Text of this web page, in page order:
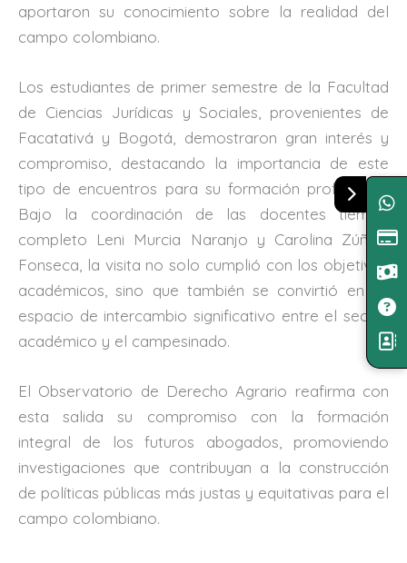
aportaron su conocimiento sobre la realidad del
campo colombiano.
Los estudiantes de primer semestre de la Facultad
de Ciencias Jurídicas y Sociales, provenientes de
Facatativá y Bogotá, demostraron gran interés y
compromiso, destacando la importancia de este
tipo de encuentros para su formación profesional.
Bajo la coordinación de las docentes tiempo
completo Leni Murcia Naranjo y Carolina Zúñiga
Fonseca, la visita no solo cumplió con los objetivos
académicos, sino que también se convirtió en un
espacio de intercambio significativo entre el sector
académico y el campesinado.
El Observatorio de Derecho Agrario reafirma con
esta salida su compromiso con la formación
integral de los futuros abogados, promoviendo
investigaciones que contribuyan a la construcción
de políticas públicas más justas y equitativas para el
campo colombiano.